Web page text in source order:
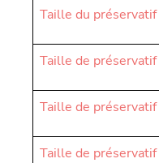
Taille du
Taille de
Taille de
Taille de